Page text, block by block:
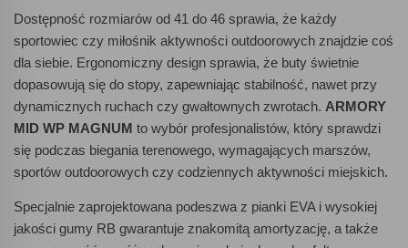
Dostępność rozmiarów od 41 do 46 sprawia, że każdy
sportowiec czy miłośnik aktywności outdoorowych znajdzie coś
dla siebie. Ergonomiczny design sprawia, że buty świetnie
dopasowują się do stopy, zapewniając stabilność, nawet przy
dynamicznych ruchach czy gwałtownych zwrotach. ARMORY
MID WP MAGNUM to wybór profesjonalistów, który sprawdzi
się podczas biegania terenowego, wymagających marszów,
sportów outdoorowych czy codziennych aktywności miejskich.
Specjalnie zaprojektowana podeszwa z pianki EVA i wysokiej
jakości gumy RB gwarantuje znakomitą amortyzację, a także